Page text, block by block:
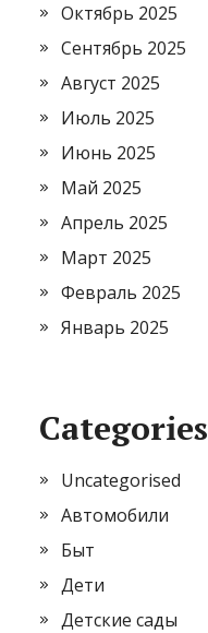
Октябрь 2025
Сентябрь 2025
Август 2025
Июль 2025
Июнь 2025
Май 2025
Апрель 2025
Март 2025
Февраль 2025
Январь 2025
Categories
Uncategorised
Автомобили
Быт
Дети
Детские сады